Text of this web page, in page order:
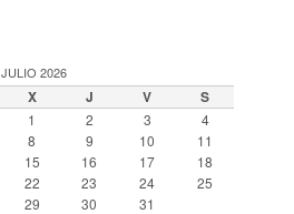
JULIO 2026
X J V S
1 2 3
4
8 9 10
11
15 16 17
18
22 23 24
25
29 30 31